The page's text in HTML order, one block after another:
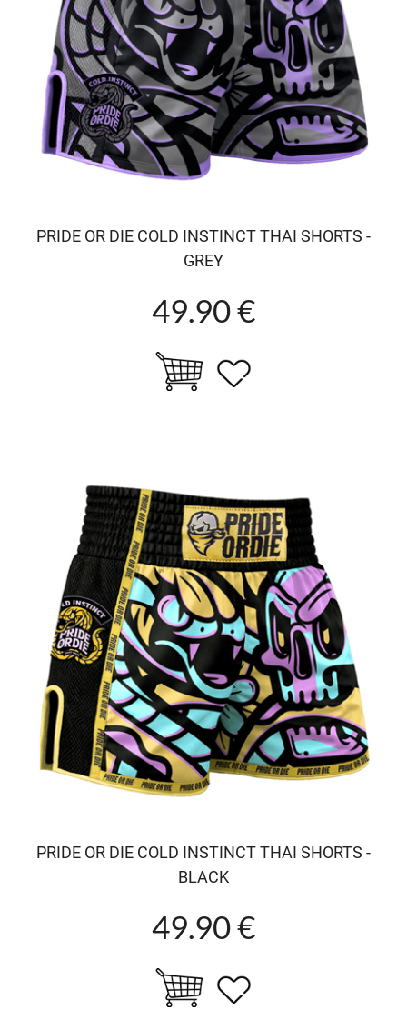
PRIDE OR DIE COLD INSTINCT THAI SHORTS -
GREY
49.90 €
PRIDE OR DIE COLD INSTINCT THAI SHORTS -
BLACK
49.90 €